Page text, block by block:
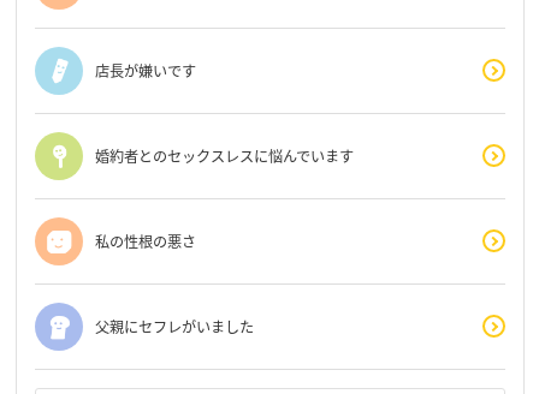
店長が嫌いです
婚約者とのセックスレスに悩んでいます
私の性根の悪さ
父親にセフレがいました